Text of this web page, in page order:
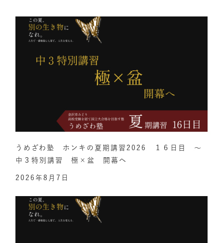
うめざわ塾 ホンキの夏期講習2026 １６日目 ～
中３特別講習 極×盆 開幕へ
2026年8月7日